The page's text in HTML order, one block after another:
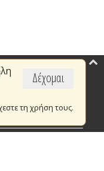
Δέχομαι
τη χρήση τους.